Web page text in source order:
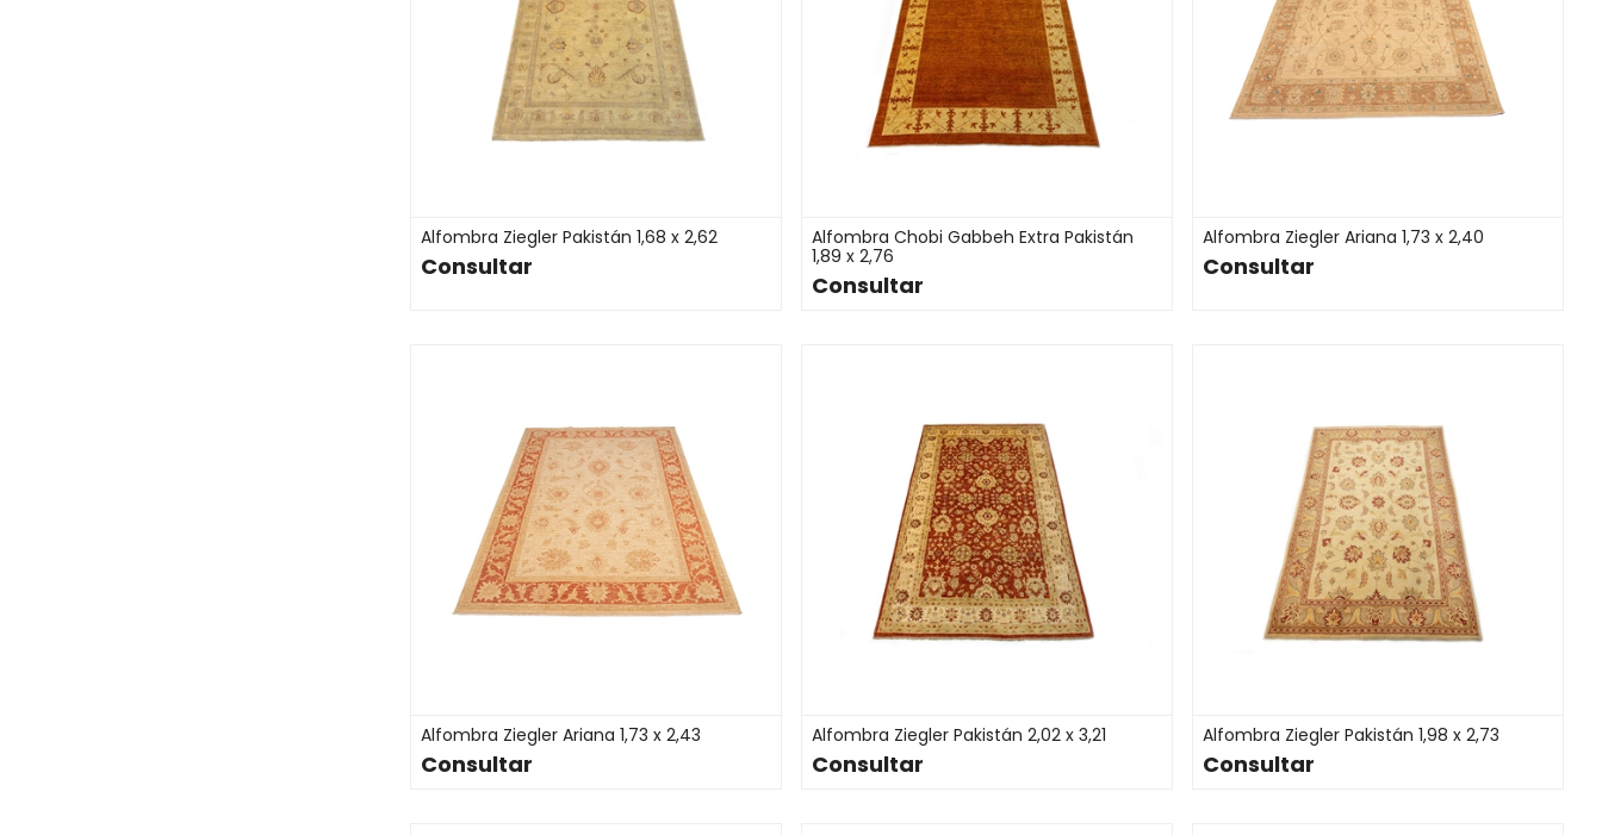
Alfombra Ziegler Pakistán 1,68 x 2,62
Consultar
Alfombra Chobi Gabbeh Extra Pakistán
1,89 x 2,76
Consultar
Alfombra Ziegler Ariana 1,73 x 2,40
Consultar
Alfombra Ziegler Ariana 1,73 x 2,43
Consultar
Alfombra Ziegler Pakistán 2,02 x 3,21
Consultar
Alfombra Ziegler Pakistán 1,98 x 2,73
Consultar